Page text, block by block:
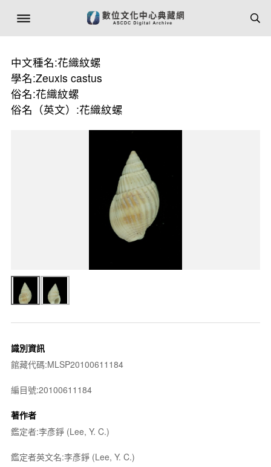
中文種名:花織紋螺
學名:Zeuxis castus
俗名:花織紋螺
俗名（英文）:花織紋螺
識別資訊
館藏代碼:MLSP20100611184
編目號:20100611184
著作者
鑑定者:李彥錚 (Lee, Y. C.)
鑑定者英文名:李彥錚 (Lee, Y. C.)